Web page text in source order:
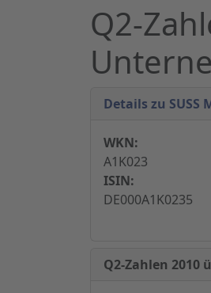
Q2-
Details zu SUSS
WKN:
A1K023
ISIN:
DE000A1K0235
Q2-Zahlen 2010